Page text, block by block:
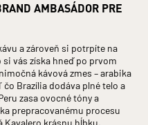
KÁVA, HROZNOVÝ
predaja alkoholických
18 rokov a osobám zjavne
AMBASÁDOR PRE
a zároveň si potrpíte na
vás získa hneď po prvom
kávová zmes – arabika
čo Brazília dodáva plné telo a
zasa ovocné tóny a
prepracovanému procesu
Kavalero krásnu hĺbku,